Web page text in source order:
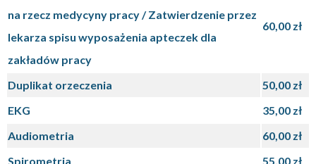
na rzecz medycyny pracy / Zatwierdzenie przez
lekarza spisu wyposażenia apteczek dla
zakładów pracy
60,00 zł
Duplikat orzeczenia
50,00 zł
EKG
35,00 zł
Audiometria
60,00 zł
Spirometria
55,00 zł